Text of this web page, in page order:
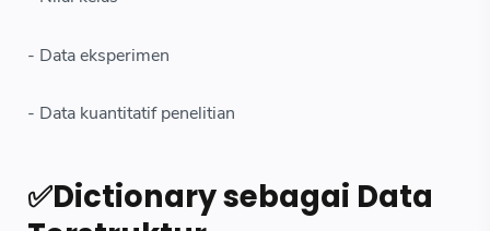
- Data eksperimen
- Data kuantitatif penelitian
✅Dictionary sebagai Data